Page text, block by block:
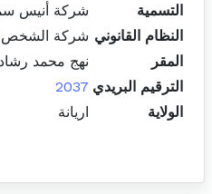
التسمية
شركة أنيس
النظام القانوني شركة الشخص
المقر
نهج محمد رشاد الباجي عد55د اقامة
الترقيم البريدي 2037
الولاية
اريانة